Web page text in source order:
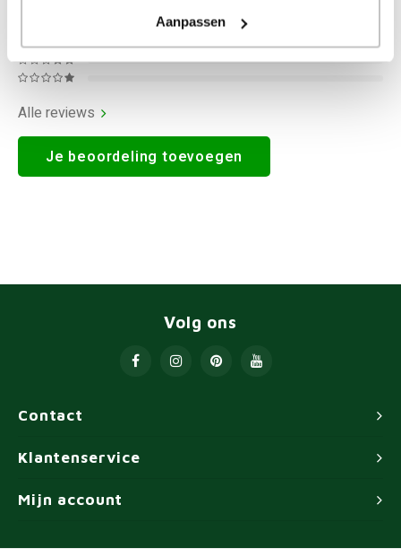
Aanpassen
Alle reviews
Je beoordeling toevoegen
Contact
Volg ons
Klantenservice
Mijn account